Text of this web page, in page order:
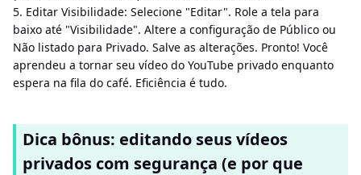
5. Editar Visibilidade: Selecione "Editar". Role a tela para
baixo até "Visibilidade". Altere a configuração de Público ou
Não listado para Privado. Salve as alterações. Pronto! Você
aprendeu a tornar seu vídeo do YouTube privado enquanto
espera na fila do café. Eficiência é tudo.
Dica bônus: editando seus vídeos
privados com segurança (e por que